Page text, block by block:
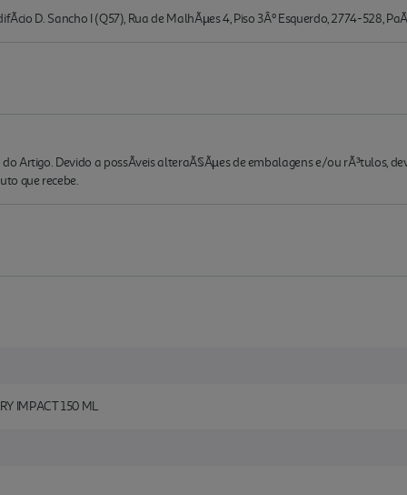
D. Sancho I (Q57), Rua de MalhÃµes 4, Piso 3Âº Esquerdo, 2774-528,
Artigo. Devido a possÃ­veis alteraÃ§Ãµes de embalagens e/ou rÃ³tulos,
que recebe.
IMPACT 150 ML